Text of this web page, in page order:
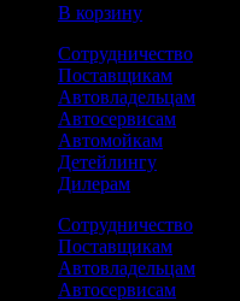
В корзину
Сотрудничество
Поставщикам
Автовладельцам
Автосервисам
Автомойкам
Детейлингу
Дилерам
Сотрудничество
Поставщикам
Автовладельцам
Автосервисам